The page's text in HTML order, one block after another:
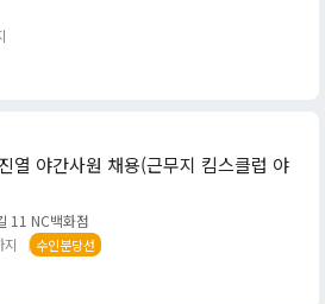
열 야간사원 채용(근무지 킴스클럽 야
11 NC백화점
수인분당선